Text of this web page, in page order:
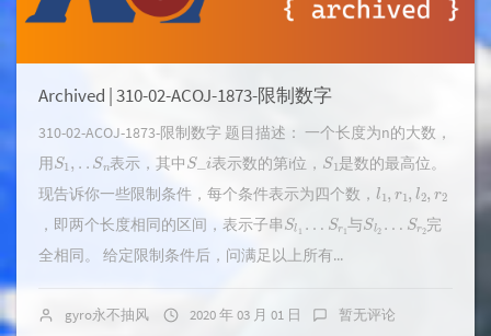
Archived | 310-02-ACOJ-1873-限制数字
310-02-ACOJ-1873-限制数字 题目描述： 一个长度为n的大数，
用 S1 n 表示，其中 S_ 表示数的第i位， S
1 是数的最高位。
现告诉你一些限制条件，每个条件表示为四个数， l1r1l2r2
，即两个长度相同的区间，表示子串 Sl r1 与Sl r2 完
全相同。 给定限制条件后，问满足以上所有...
gyro永不抽风 2020 年 03 月 01 日 暂无评论